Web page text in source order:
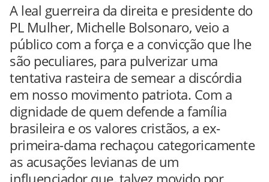
A leal guerreira da direita e presidente do
PL Mulher, Michelle Bolsonaro, veio a
público com a força e a convicção que lhe
são peculiares, para pulverizar uma
tentativa rasteira de semear a discórdia
em nosso movimento patriota. Com a
dignidade de quem defende a família
brasileira e os valores cristãos, a ex-
primeira-dama rechaçou categoricamente
as acusações levianas de um
influenciador que, talvez movido por